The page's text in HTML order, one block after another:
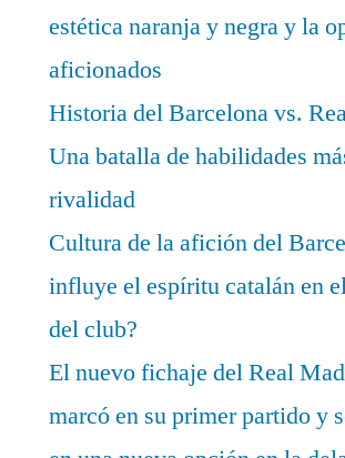
estética naranja y negra y la
aficionados
Historia del Barcelona vs.
Una batalla de habilidades
rivalidad
Cultura de la afición del
influye el espíritu catalán en
del club?
El nuevo fichaje del Real
marcó en su primer partido y